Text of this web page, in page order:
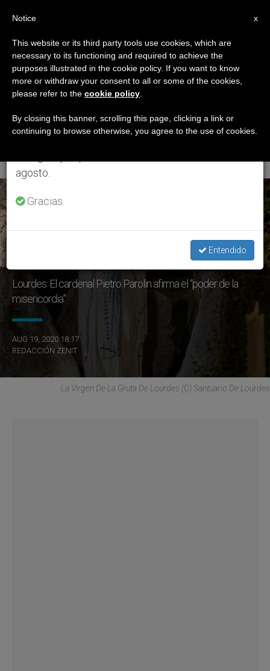
ETIQUETA
Posts Tagged
‘Santuario De La
Virgen De Lourdes’
ÚLTIMAS NOTICIAS
Lourdes: El cardenal Pietro Parolin afirma el “poder de la
misericordia”
AUG 19, 2020 18:17
REDACCIÓN ZENIT
La Virgen De La Gruta De Lourdes (C) Santuario De Lourdes
×
Aviso importante
Del 27 de julio al 7 de agosto haremos la pausa
anual, aprovechando que en el periodo de verano
se generan menos informaciones y también el
agosto.
Gracias.
Entendido
x
Notice
This website or its third party tools use cookies, which are
necessary to its functioning and required to achieve the
purposes illustrated in the cookie policy. If you want to know
more or withdraw your consent to all or some of the cookies,
please refer to the cookie policy
By closing this banner, scrolling this page, clicking a link or
continuing to browse otherwise, you agree to the use of cookies.